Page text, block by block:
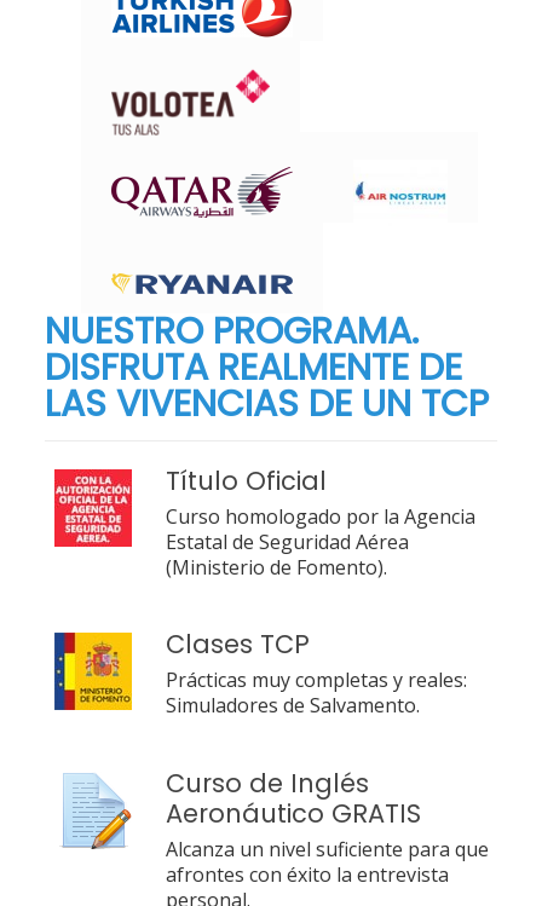
NUESTRO PROGRAMA.
DISFRUTA REALMENTE DE
LAS VIVENCIAS DE UN TCP
Título Oficial
Curso homologado por la Agencia
Estatal de Seguridad Aérea
(Ministerio de Fomento).
Clases TCP
Prácticas muy completas y reales:
Simuladores de Salvamento.
Curso de Inglés
Aeronáutico GRATIS
Alcanza un nivel suficiente para que
afrontes con éxito la entrevista
personal.